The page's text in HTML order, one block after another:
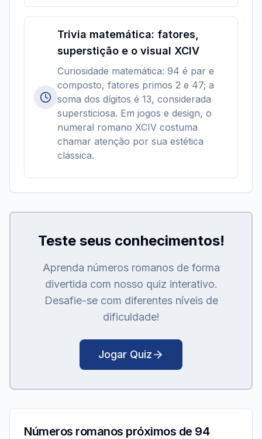
Trivia matemática: fatores,
superstição e o visual XCIV
Curiosidade matemática: 94 é par e
composto, fatores primos 2 e 47; a
soma dos dígitos é 13, considerada
supersticiosa. Em jogos e design, o
numeral romano XCIV costuma
chamar atenção por sua estética
clássica.
Teste seus conhecimentos!
Aprenda números romanos de forma
divertida com nosso quiz interativo.
Desafie-se com diferentes níveis de
dificuldade!
Jogar Quiz
Números romanos próximos de 94